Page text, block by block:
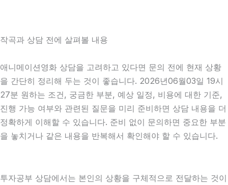
작곡과 상담 전에 살펴볼 내용
애니메이션영화 상담을 고려하고 있다면 문의 전에 현재 상황
을 간단히 정리해 두는 것이 좋습니다. 2026년06월03일 19시
27분 원하는 조건, 궁금한 부분, 예상 일정, 비용에 대한 기준,
진행 가능 여부와 관련된 질문을 미리 준비하면 상담 내용을 더
정확하게 이해할 수 있습니다. 준비 없이 문의하면 중요한 부분
을 놓치거나 같은 내용을 반복해서 확인해야 할 수 있습니다.
투자공부 상담에서는 본인의 상황을 구체적으로 전달하는 것이